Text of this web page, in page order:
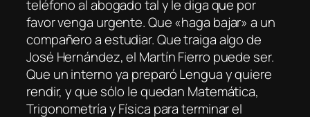
teléfono al abogado tal y le diga que por
favor venga urgente. Que «haga bajar» a un
compañero a estudiar. Que traiga algo de
José Hernández, el Martín Fierro puede ser.
Que un interno ya preparó Lengua y quiere
rendir, y que sólo le quedan Matemática,
Trigonometría y Física para terminar el